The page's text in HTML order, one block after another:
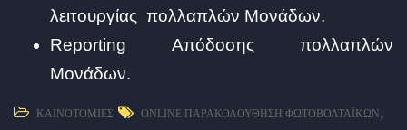
λειτουργίας πολλαπλών Μονάδων.
Reporting Απόδοσης πολλαπλών
Μονάδων.
ΚΑΙΝΟΤΟΜΊΕΣ ONLINE ΠΑΡΑΚΟΛΟΎΘΗΣΗ ΦΩΤΟΒΟΛΤΑΪΚΏΝ ,